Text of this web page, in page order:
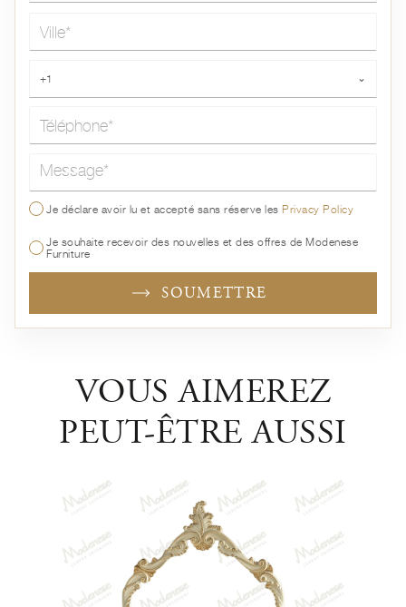
+1 ⌄
Message*
Je déclare avoir lu et accepté sans réserve lesPrivacy Policy
Je souhaite recevoir des nouvelles et des offres de Modenese
Furniture
SOUMETTRE
VOUS AIMEREZ
PEUT-ÊTRE AUSSI